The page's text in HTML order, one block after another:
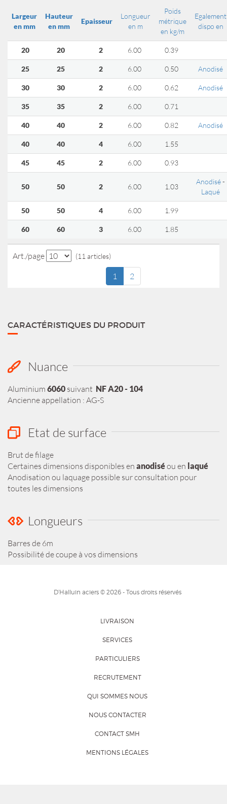
Largeur
en mm
Hauteur
en mm
Epaisseur
Longueur
en m
Poids
métrique
en kg/m
Egalement
dispo en
20 20 2 6.00 0.39
25 25 2 6.00 0.50 Anodisé
30 30 2 6.00 0.62 Anodisé
35 35 2 6.00 0.71
40 40 2 6.00 0.82 Anodisé
40 40 4 6.00 1.55
45 45 2 6.00 0.93
50 50 2 6.00 1.03
Anodisé-
Laqué
50 50 4 6.00 1.99
60 60 3 6.00 1.85
Art./page (11 articles)
1 2
CARACTÉRISTIQUES DU PRODUIT
Nuance
Aluminium 6060 suivant NF A20 - 104
Ancienne appellation : AG-S
Etat de surface
Brut de filage
Certaines dimensions disponibles en anodiséou en laqué
Anodisation ou laquage possible sur consultation pour
toutes les dimensions
Longueurs
Barres de 6m
Possibilité de coupe à vos dimensions
D’Halluin aciers © 2026 - Tous droits réservés
LIVRAISON
SERVICES
PARTICULIERS
RECRUTEMENT
QUI SOMMES NOUS
NOUS CONTACTER
CONTACT SMH
MENTIONS LÉGALES